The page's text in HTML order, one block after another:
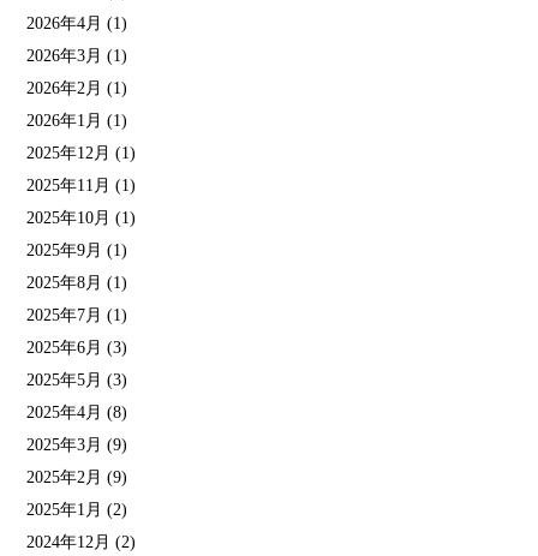
2026年4月 (1)
2026年3月 (1)
2026年2月 (1)
2026年1月 (1)
2025年12月 (1)
2025年11月 (1)
2025年10月 (1)
2025年9月 (1)
2025年8月 (1)
2025年7月 (1)
2025年6月 (3)
2025年5月 (3)
2025年4月 (8)
2025年3月 (9)
2025年2月 (9)
2025年1月 (2)
2024年12月 (2)